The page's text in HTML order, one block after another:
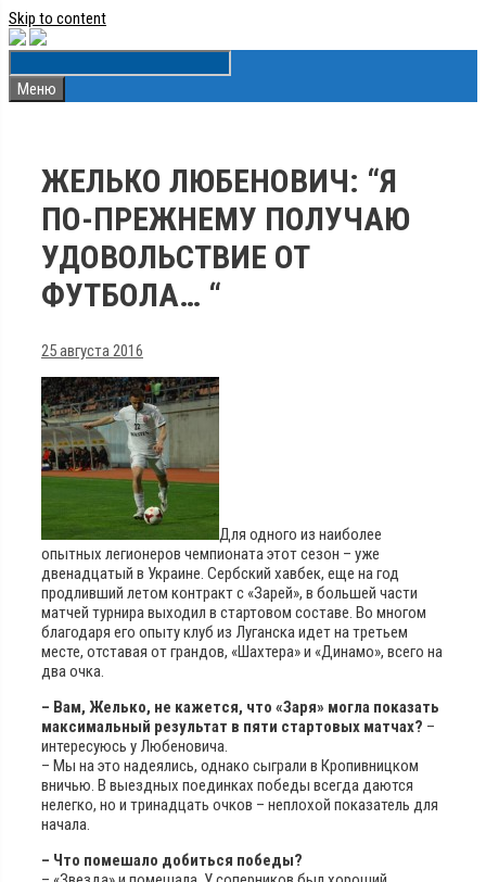
Skip to content
Меню
ЖЕЛЬКО ЛЮБЕНОВИЧ: “Я
ПО-ПРЕЖНЕМУ ПОЛУЧАЮ
УДОВОЛЬСТВИЕ ОТ
ФУТБОЛА… “
25 августа 2016
Для одного из наиболее
опытных легионеров чемпионата этот сезон – уже
двенадцатый в Украине. Сербский хавбек, еще на год
продливший летом контракт с «Зарей», в большей части
матчей турнира выходил в стартовом составе. Во многом
благодаря его опыту клуб из Луганска идет на третьем
месте, отставая от грандов, «Шахтера» и «Динамо», всего на
два очка.
– Вам, Желько, не кажется, что «Заря» могла показать
максимальный результат в пяти стартовых матчах? –
интересуюсь у Любеновича.
– Мы на это надеялись, однако сыграли в Кропивницком
вничью. В выездных поединках победы всегда даются
нелегко, но и тринадцать очков – неплохой показатель для
начала.
– Что помешало добиться победы?